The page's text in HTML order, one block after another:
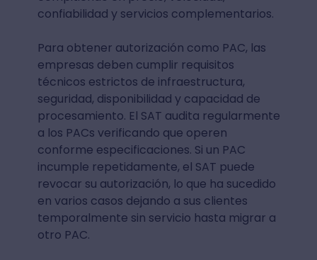
confiabilidad y servicios complementarios.
Para obtener autorización como PAC, las
empresas deben cumplir requisitos
técnicos estrictos de infraestructura,
seguridad, disponibilidad y capacidad de
procesamiento. El SAT audita regularmente
a los PACs verificando que operen
conforme especificaciones. Si un PAC
incumple repetidamente, el SAT puede
revocar su autorización, lo que ha sucedido
en varios casos dejando a sus clientes
temporalmente sin servicio hasta migrar a
otro PAC.